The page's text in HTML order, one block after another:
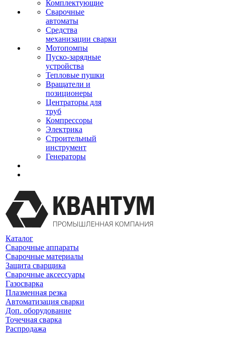
Комплектующие
Сварочные
автоматы
Средства
механизации сварки
Мотопомпы
Пуско-зарядные
устройства
Тепловые пушки
Вращатели и
позиционеры
Центраторы для
труб
Компрессоры
Электрика
Строительный
инструмент
Генераторы
Каталог
Сварочные аппараты
Сварочные материалы
Защита сварщика
Сварочные аксессуары
Газосварка
Плазменная резка
Автоматизация сварки
Доп. оборудование
Точечная сварка
Распродажа